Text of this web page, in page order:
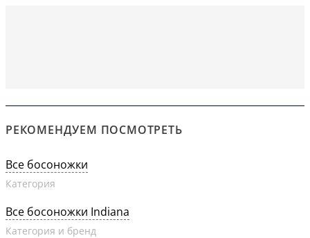
РЕКОМЕНДУЕМ ПОСМОТРЕТЬ
Все босоножки
Категория
Все босоножки Indiana
Категория и бренд